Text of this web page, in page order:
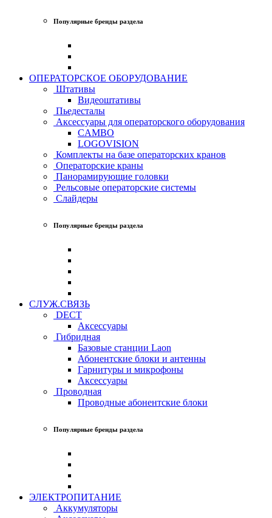
Популярные бренды раздела
ОПЕРАТОРСКОЕ ОБОРУДОВАНИЕ
Штативы
Видеоштативы
Пьедесталы
Аксессуары для операторского оборудования
CAMBO
LOGOVISION
Комплекты на базе операторских кранов
Операторские краны
Панорамирующие головки
Рельсовые операторские системы
Слайдеры
Популярные бренды раздела
СЛУЖ.СВЯЗЬ
DECT
Аксессуары
Гибридная
Базовые станции Laon
Абонентские блоки и антенны
Гарнитуры и микрофоны
Аксессуары
Проводная
Проводные абонентские блоки
Популярные бренды раздела
ЭЛЕКТРОПИТАНИЕ
Аккумуляторы